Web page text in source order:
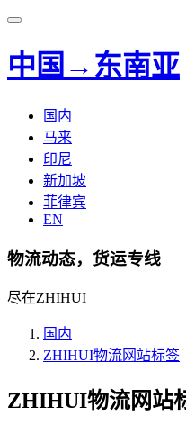
中国→东南亚
国内
马来
印尼
新加坡
菲律宾
EN
物流动态，货运专线
尽在ZHIHUI
国内
ZHIHUI物流网站标签
ZHIHUI物流网站